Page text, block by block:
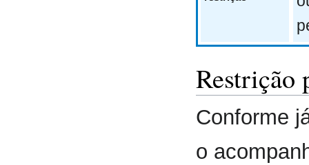
Restrição
Conforme
o